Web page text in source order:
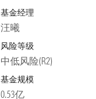
基金经理
汪曦
风险等级
中低风险(R2)
基金规模
0.53亿